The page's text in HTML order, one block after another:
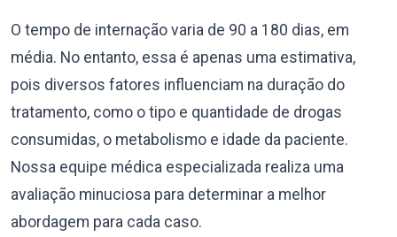
O tempo de internação varia de 90 a 180 dias, em
média. No entanto, essa é apenas uma estimativa,
pois diversos fatores influenciam na duração do
tratamento, como o tipo e quantidade de drogas
consumidas, o metabolismo e idade da paciente.
Nossa equipe médica especializada realiza uma
avaliação minuciosa para determinar a melhor
abordagem para cada caso.